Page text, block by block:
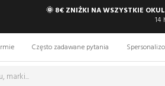
🌞 8€ ZNIŻKI NA WSZYSTKIE
14
Często zadawane pytania